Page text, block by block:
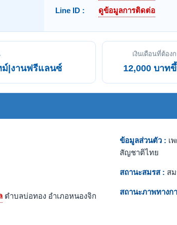
Line ID :
ดูข้อมูลการติดต่อ
ม์|งานฟรีแลนซ์
เงินเดือนที่ต้อง
12,000 บาท
ตำบลบ่อทอง อำเภอหนองจิก
ข้อมูลส่วนตัว : เ
สัญชาติไทย
สถานะสมรส : ส
สถานะภาพทางก